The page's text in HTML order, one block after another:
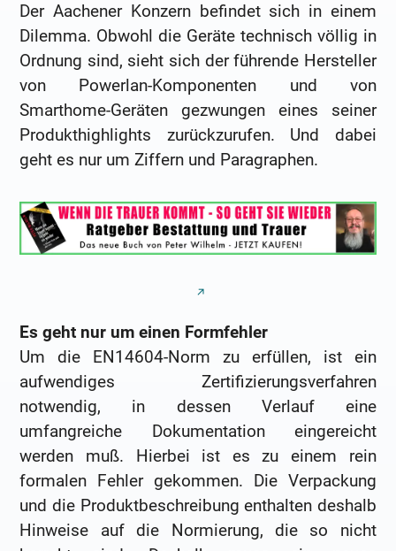
Der Aachener Konzern befindet sich in einem
Dilemma. Obwohl die Geräte technisch völlig in
Ordnung sind, sieht sich der führende Hersteller
von Powerlan-Komponenten und von
Smarthome-Geräten gezwungen eines seiner
Produkthighlights zurückzurufen. Und dabei
geht es nur um Ziffern und Paragraphen.
Es geht nur um einen Formfehler
Um die EN14604-Norm zu erfüllen, ist ein
aufwendiges Zertifizierungsverfahren
notwendig, in dessen Verlauf eine
umfangreiche Dokumentation eingereicht
werden muß. Hierbei ist es zu einem rein
formalen Fehler gekommen. Die Verpackung
und die Produktbeschreibung enthalten deshalb
Hinweise auf die Normierung, die so nicht